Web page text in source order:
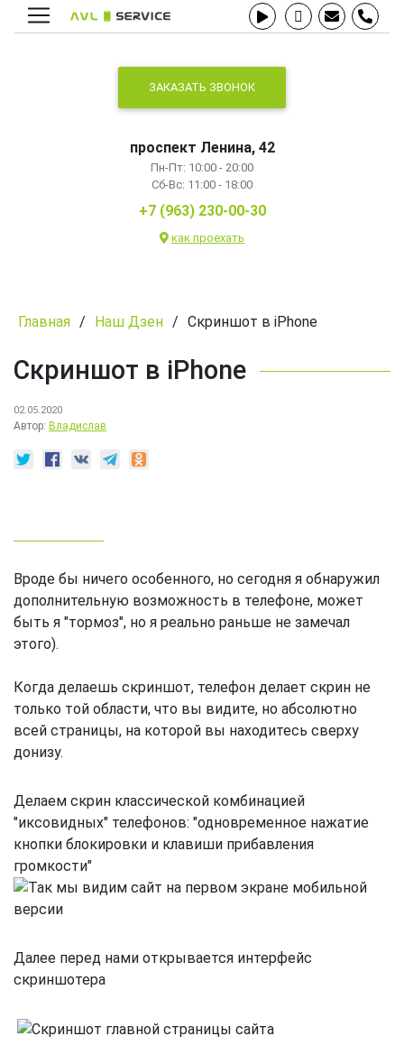
ЗАКАЗАТЬ ЗВОНОК
проспект Ленина, 42
Пн-Пт: 10:00 - 20:00
Сб-Вс: 11:00 - 18:00
+7 (963) 230-00-30
как проехать
Главная / Наш Дзен / Скриншот в iPhone
Скриншот в iPhone
02.05.2020
Автор: Владислав
Вроде бы ничего особенного, но сегодня я обнаружил
дополнительную возможность в телефоне, может
быть я "тормоз", но я реально раньше не замечал
этого).
Когда делаешь скриншот, телефон делает скрин не
только той области, что вы видите, но абсолютно
всей страницы, на которой вы находитесь сверху
донизу.
Делаем скрин классической комбинацией
"иксовидных" телефонов: "одновременное нажатие
кнопки блокировки и клавиши прибавления
громкости"
Далее перед нами открывается интерфейс
скриншотера